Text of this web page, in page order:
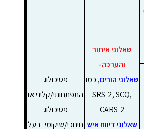
שאלוני איתור
והערכה-
שאלוני הורים, כמו
SRS-2, SCQ,
CARS-2
שאלוני דיווח איש
פסיכולוג
התפתחותי/קליניאו
פסיכולוג
חינוכי/שיקומי- בעל